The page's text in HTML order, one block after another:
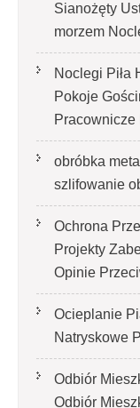
Sianożęty
morzem
Noclegi Piła
Pokoje
Pracownicze
obróbka
szlifowanie
Ochrona
Projekty
Opinie
Ocieplanie
Natryskowe
Odbiór
Odbiór